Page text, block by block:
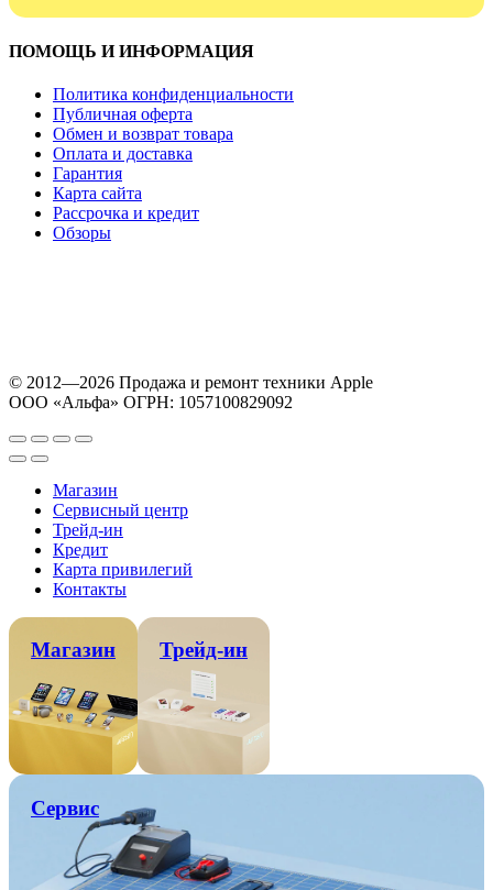
ПОМОЩЬ И ИНФОРМАЦИЯ
Политика конфиденциальности
Публичная оферта
Обмен и возврат товара
Оплата и доставка
Гарантия
Карта сайта
Рассрочка и кредит
Обзоры
© 2012—2026 Продажа и ремонт техники Apple
ООО «Альфа» ОГРН: 1057100829092
Магазин
Сервисный центр
Трейд-ин
Кредит
Карта привилегий
Контакты
Магазин Трейд-ин
Сервис